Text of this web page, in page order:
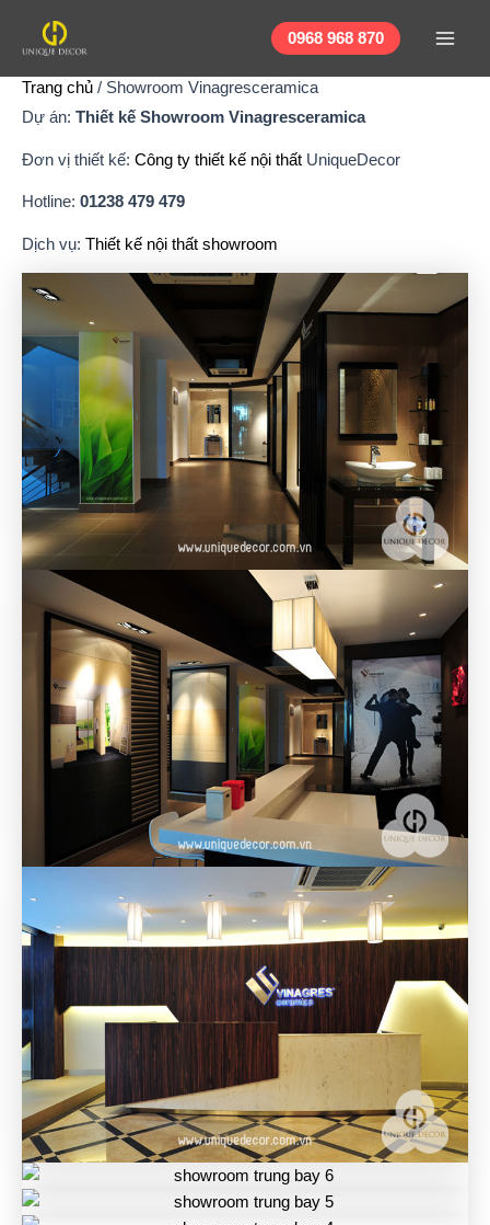
dung
0968 968 870
Trang chủ / Showroom Vinagresceramica
Dự án: Thiết kế Showroom Vinagresceramica
Đơn vị thiết kế: Công ty thiết kế nội thất UniqueDecor
Hotline: 01238 479 479
Dịch vụ: Thiết kế nội thất showroom